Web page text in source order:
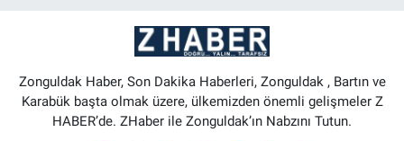
Zonguldak Haber, Son Dakika Haberleri, Zonguldak , Bartın ve
Karabük başta olmak üzere, ülkemizden önemli gelişmeler Z
HABER’de. ZHaber ile Zonguldak’ın Nabzını Tutun.